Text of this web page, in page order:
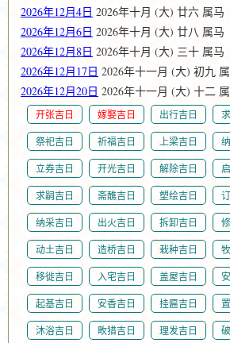
2026年12月4日 2026年十月 (大) 廿六 属马
2026年12月6日 2026年十月 (大) 廿八 属马
2026年12月8日 2026年十月 (大) 三十 属马
2026年12月17日 2026年十一月 (大) 初九
2026年12月20日 2026年十一月 (大) 十二
开张吉日 嫁娶吉日 出行吉日
祭祀吉日 祈福吉日 上梁吉日
立券吉日 开光吉日 解除吉日
求嗣吉日 斋醮吉日 塑绘吉日
纳采吉日 出火吉日 拆卸吉日
动土吉日 造桥吉日 栽种吉日
移徙吉日 入宅吉日 盖屋吉日
起基吉日 安香吉日 挂匾吉日
沐浴吉日 畋猎吉日 理发吉日